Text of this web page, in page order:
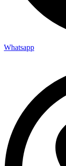
Whatsapp